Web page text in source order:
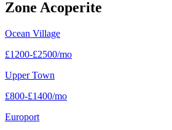
Zone Acoperite
Ocean Village
£1200-£2500/mo
Upper Town
£800-£1400/mo
Europort